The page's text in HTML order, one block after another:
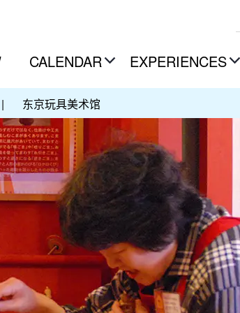
CALENDAR EXPERIENCES
| 东京玩具美术馆